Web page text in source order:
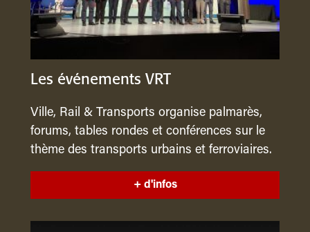
Les événements VRT
Ville, Rail & Transports organise palmarès,
forums, tables rondes et conférences sur le
thème des transports urbains et ferroviaires.
+ d'infos